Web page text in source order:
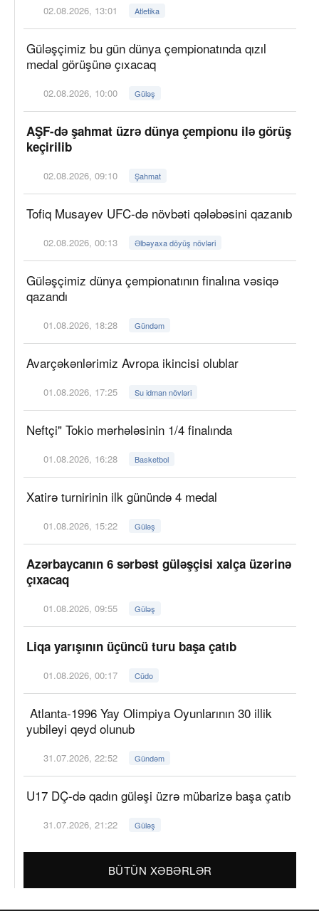
02.08.2026, 13:01 Atletika
Güləşçimiz bu gün dünya çempionatında qızıl
medal görüşünə çıxacaq
02.08.2026, 10:00 Güləş
AŞF-də şahmat üzrə dünya çempionu ilə görüş
keçirilib
02.08.2026, 09:10 Şahmat
Tofiq Musayev UFC-də növbəti qələbəsini qazanıb
02.08.2026, 00:13 Əlbəyaxa döyüş növləri
Güləşçimiz dünya çempionatının finalına vəsiqə
qazandı
01.08.2026, 18:28 Gündəm
Avarçəkənlərimiz Avropa ikincisi olublar
01.08.2026, 17:25 Su idman növləri
Neftçi" Tokio mərhələsinin 1/4 finalında
01.08.2026, 16:28 Basketbol
Xatirə turnirinin ilk günündə 4 medal
01.08.2026, 15:22 Güləş
Azərbaycanın 6 sərbəst güləşçisi xalça üzərinə
çıxacaq
01.08.2026, 09:55 Güləş
Liqa yarışının üçüncü turu başa çatıb
01.08.2026, 00:17 Cüdo
Atlanta-1996 Yay Olimpiya Oyunlarının 30 illik
yubileyi qeyd olunub
31.07.2026, 22:52 Gündəm
U17 DÇ-də qadın güləşi üzrə mübarizə başa çatıb
31.07.2026, 21:22 Güləş
BÜTÜN XƏBƏRLƏR